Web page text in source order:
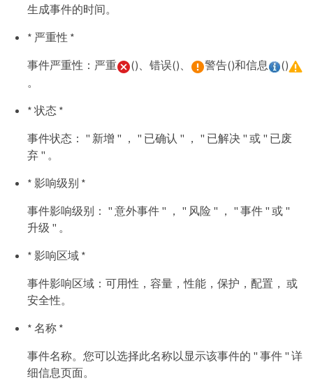
生成事件的时间。
* 严重性 *
事件严重性：严重
()、错误()、 警告()和信息
()
。
* 状态 *
事件状态： " 新增 " ， " 已确认 " ， " 已解决 " 或 " 已废
弃 " 。
* 影响级别 *
事件影响级别： " 意外事件 " ， " 风险 " ， " 事件 " 或 "
升级 " 。
* 影响区域 *
事件影响区域：可用性，容量，性能，保护，配置， 或
安全性。
* 名称 *
事件名称。您可以选择此名称以显示该事件的 " 事件 " 详
细信息页面。